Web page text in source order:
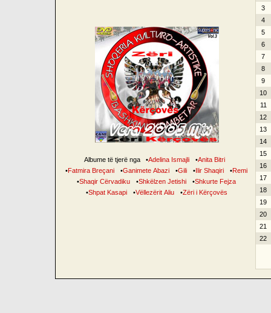
Albume të tjerë nga •Adelina Ismajli •Anita Bitri
•Fatmira Breçani •Ganimete Abazi •Gili •Ilir Shaqiri •Remi
•Shaqir Cërvadiku •Shkëlzen Jetishi •Shkurte Fejza
•Shpat Kasapi •Vëllezërit Aliu •Zëri i Kërçovës
3
4
5
6
7
8
9
10
11
12
13
14
15
16
17
18
19
20
21
22